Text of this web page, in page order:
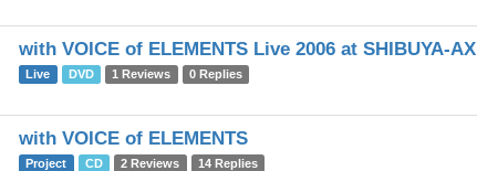
with VOICE of ELEMENTS Live 2006 at SHIBUYA-AX
Live DVD 1 Reviews 0 Replies
with VOICE of ELEMENTS
Project CD 2 Reviews 14 Replies